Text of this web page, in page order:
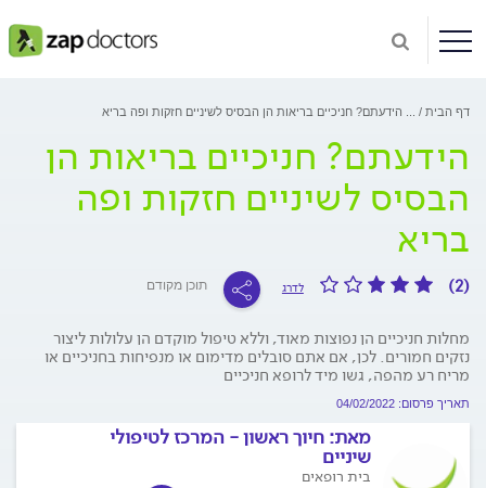
דף הבית הידעתם? חניכיים בריאות הן הבסיס לשיניים חזקות ופה בריא
הידעתם? חניכיים בריאות הן
הבסיס לשיניים חזקות ופה
בריא
(2) לדרג תוכן מקודם
מחלות חניכיים הן נפוצות מאוד, וללא טיפול מוקדם הן עלולות ליצור
נזקים חמורים. לכן, אם אתם סובלים מדימום או מנפיחות בחניכיים או
מריח רע מהפה, גשו מיד לרופא חניכיים
תאריך פרסום: 04/02/2022
מאת: חיוך ראשון - המרכז לטיפולי
שיניים
בית רופאים